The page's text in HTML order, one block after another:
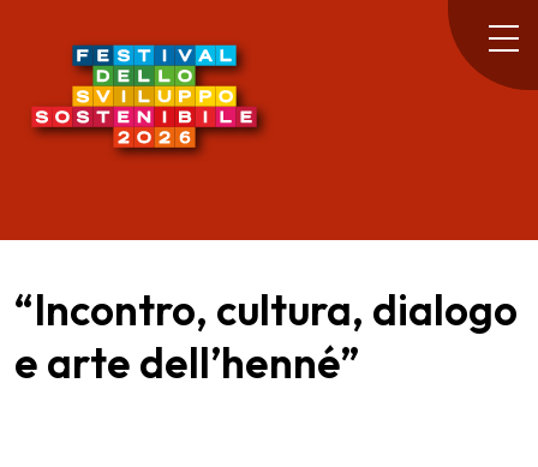
“Incontro, cultura, dialogo
e arte dell’henné”